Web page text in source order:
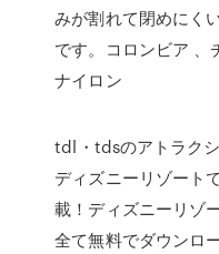
みが割れて閉めにく
です。コロンビア 、
ナイロン
tdl・tdsのアトラク
ディズニーリゾート
載！ディズニーリゾ
全て無料でダウンロ